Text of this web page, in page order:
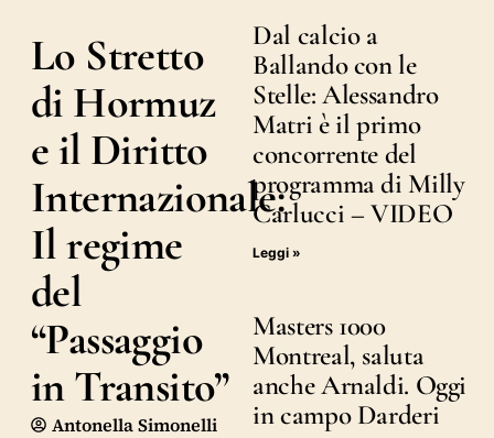
Lo Stretto
di Hormuz
e il Diritto
Internazionale:
Il regime
del
“Passaggio
in Transito”
Antonella Simonelli
Dal calcio a
Ballando con le
Stelle: Alessandro
Matri è il primo
concorrente del
programma di Milly
Carlucci – VIDEO
Leggi »
Masters 1000
Montreal, saluta
anche Arnaldi. Oggi
in campo Darderi